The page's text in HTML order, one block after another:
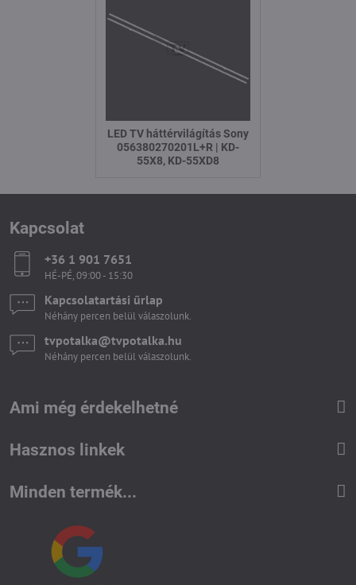
LED TV háttérvilágítás Sony
056380270201L+R | KD-
55X8, KD-55XD8
Kapcsolat
+36 1 901 7651
HÉ-PÉ, 09:00 - 15:30
Kapcsolatartási űrlap
Néhány percen belül válaszolunk.
tvpotalka​@tvpotalka​.hu
Néhány percen belül válaszolunk.
Ami még érdekelhetné
Hasznos linkek
Minden termék...